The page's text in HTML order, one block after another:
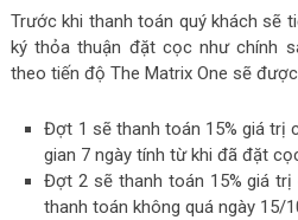
Trước khi thanh toán quý khách sẽ
ký thỏa thuận đặt cọc như chính
theo tiến độ The Matrix One sẽ
Đợt 1 sẽ thanh toán 15% giá trị
gian 7 ngày tính từ khi đã đặt
Đợt 2 sẽ thanh toán 15% giá trị
thanh toán không quá ngày 15/